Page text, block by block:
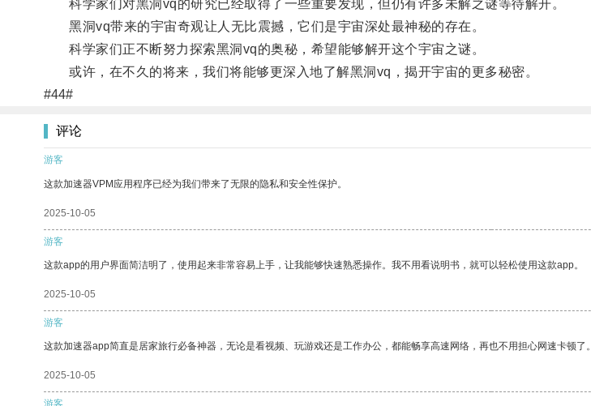
科学家们对黑洞vq的研究已经取得了一些重要发现，但仍有许多未解之谜等待解开。
黑洞vq带来的宇宙奇观让人无比震撼，它们是宇宙深处最神秘的存在。
科学家们正不断努力探索黑洞vq的奥秘，希望能够解开这个宇宙之谜。
或许，在不久的将来，我们将能够更深入地了解黑洞vq，揭开宇宙的更多秘密。
#44#
评论
游客
这款加速器VPM应用程序已经为我们带来了无限的隐私和安全性保护。
2025-10-05
游客
这款app的用户界面简洁明了，使用起来非常容易上手，让我能够快速熟悉操作。我不用看说明书，就可以轻松使用这款app。
2025-10-05
游客
这款加速器app简直是居家旅行必备神器，无论是看视频、玩游戏还是工作办公，都能畅享高速网络，再也不用担心网速卡顿了。
2025-10-05
游客